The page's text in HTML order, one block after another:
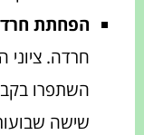
הפחתת
שישה